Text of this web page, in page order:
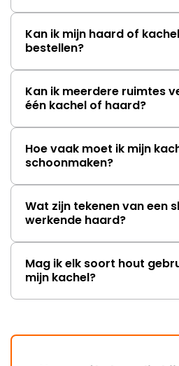
Kan ik mijn haard of
bestellen?
Kan ik meerdere ruimtes
één kachel of haard?
Hoe vaak moet ik mijn
schoonmaken?
Wat zijn tekenen van een
werkende haard?
Mag ik elk soort hout
mijn kachel?